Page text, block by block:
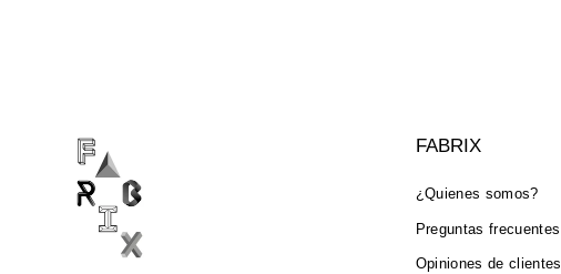
FABRIX
¿Quienes somos?
Preguntas frecuentes
Opiniones de clientes